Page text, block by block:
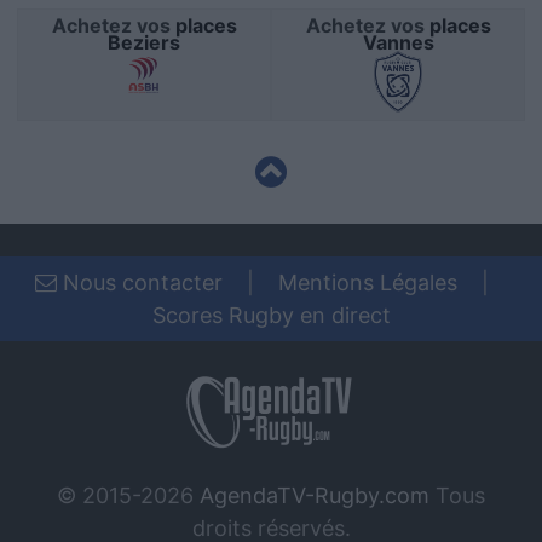
Achetez vos places
Beziers
Achetez vos places
Vannes
Nous contacter Mentions Légales
Scores Rugby en direct
© 2015-2026 AgendaTV-Rugby.com Tous
droits réservés.